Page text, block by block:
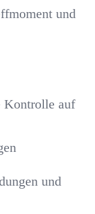
und
Kontrolle auf
und